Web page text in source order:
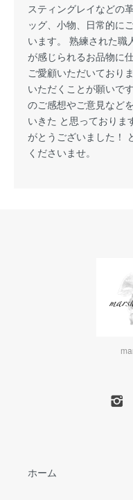
スティングレイなどの
ッグ、小物、日常的に
います。 熟練された職
が感じられるお品物に
ご愛顧いただいており
いただくことが願いで
のご感想やご意見など
いきた と思っておりま
がとうございました！
くださいませ。
ホーム